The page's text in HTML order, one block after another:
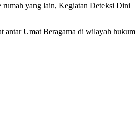
rumah yang lain, Kegiatan Deteksi Dini
antar Umat Beragama di wilayah hukum